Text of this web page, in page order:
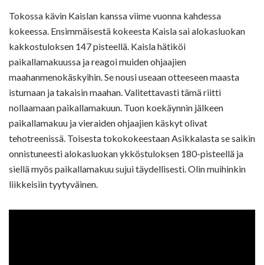
Tokossa kävin Kaislan kanssa viime vuonna kahdessa
kokeessa. Ensimmäisestä kokeesta Kaisla sai alokasluokan
kakkostuloksen 147 pisteellä. Kaisla hätiköi
paikallamakuussa ja reagoi muiden ohjaajien
maahanmenokäskyihin. Se nousi useaan otteeseen maasta
istumaan ja takaisin maahan. Valitettavasti tämä riitti
nollaamaan paikallamakuun. Tuon koekäynnin jälkeen
paikallamakuu ja vieraiden ohjaajien käskyt olivat
tehotreenissä. Toisesta tokokokeestaan Asikkalasta se saikin
onnistuneesti alokasluokan ykköstuloksen 180-pisteellä ja
siellä myös paikallamakuu sujui täydellisesti. Olin muihinkin
liikkeisiin tyytyväinen.